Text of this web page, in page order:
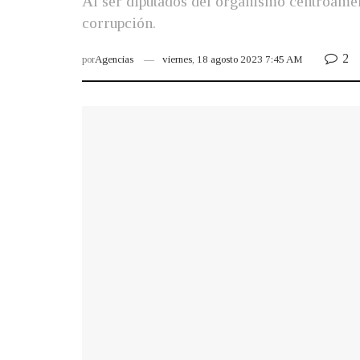
corrupción.
porAgencias viernes, 18 agosto 2023 7:45 AM 2